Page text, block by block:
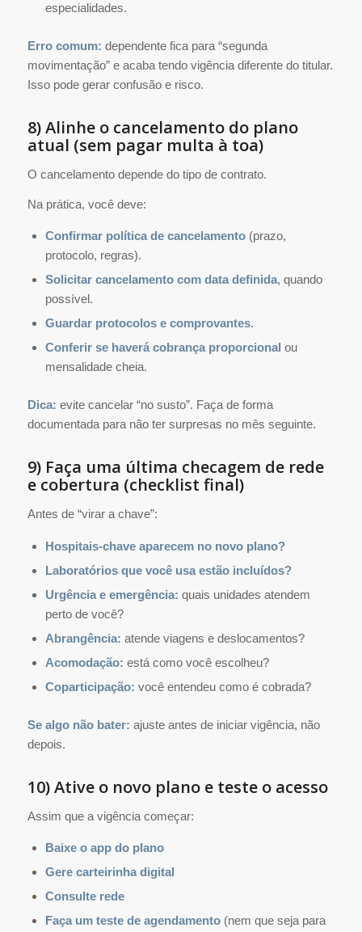
especialidades.
Erro comum: dependente fica para “segunda
movimentação” e acaba tendo vigência diferente do titular.
Isso pode gerar confusão e risco.
8) Alinhe o cancelamento do plano
atual (sem pagar multa à toa)
O cancelamento depende do tipo de contrato.
Na prática, você deve:
Confirmar política de cancelamento(prazo,
protocolo, regras).
Solicitar cancelamento com data definida, quando
possível.
Guardar protocolos e comprovantes.
Conferir se haverá cobrança proporcional ou
mensalidade cheia.
Dica: evite cancelar “no susto”. Faça de forma
documentada para não ter surpresas no mês seguinte.
9) Faça uma última checagem de rede
e cobertura (checklist final)
Antes de “virar a chave”:
Hospitais-chave aparecem no novo plano?
Laboratórios que você usa estão incluídos?
Urgência e emergência: quais unidades atendem
perto de você?
Abrangência: atende viagens e deslocamentos?
Acomodação: está como você escolheu?
Coparticipação: você entendeu como é cobrada?
Se algo não bater: ajuste antes de iniciar vigência, não
depois.
10) Ative o novo plano e teste o acesso
Assim que a vigência começar:
Baixe o app do plano
Gere carteirinha digital
Consulte rede
Faça um teste de agendamento(nem que seja para